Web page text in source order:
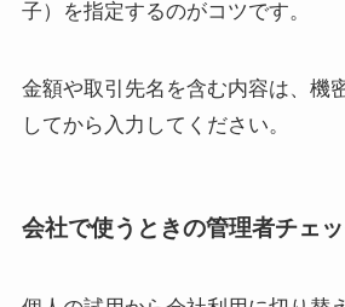
子）を指定するのがコツです。
金額や取引先名を含む内容は、機
してから入力してください。
会社で使うときの管理者チェ